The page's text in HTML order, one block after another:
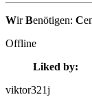
WirBenötigen: C
Offline
Liked by:
viktor321j